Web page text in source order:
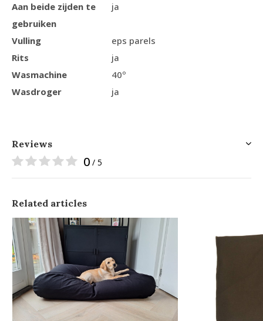
Aan beide zijden te
gebruiken
ja
Vulling
eps parels
Rits
ja
Wasmachine
40º
Wasdroger
ja
Reviews
0 / 5
Related articles